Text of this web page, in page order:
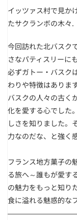
イッツァス村で見か
たサクランボの木々.
今回訪れた北バスク
さなパティスリーに
必ずガトー・バスク
わりや特徴はありま
バスクの人々の古く
化を愛する心でした
しさを知りました。
力なのだな、と強く
フランス地方菓子の
る旅へ～誰もが愛す
の魅力をもっと知り
食に溢れる魅惑的な